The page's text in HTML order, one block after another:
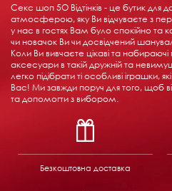
Секс шоп 5О Відтінків - це бутик для
атмосферою, яку Ви відчуваєте з
у нас в гостях Вам було спокійно та
чи новачок Ви чи досвідчений
Коли Ви вивчаєте цікаві та набираючі
аксесуари в такій дружній та
легко підібрати ті особливі іграшки,
Вас! Ми завжди поруч для того, щоб
та допомогти з вибором.
Безкоштовна доставка